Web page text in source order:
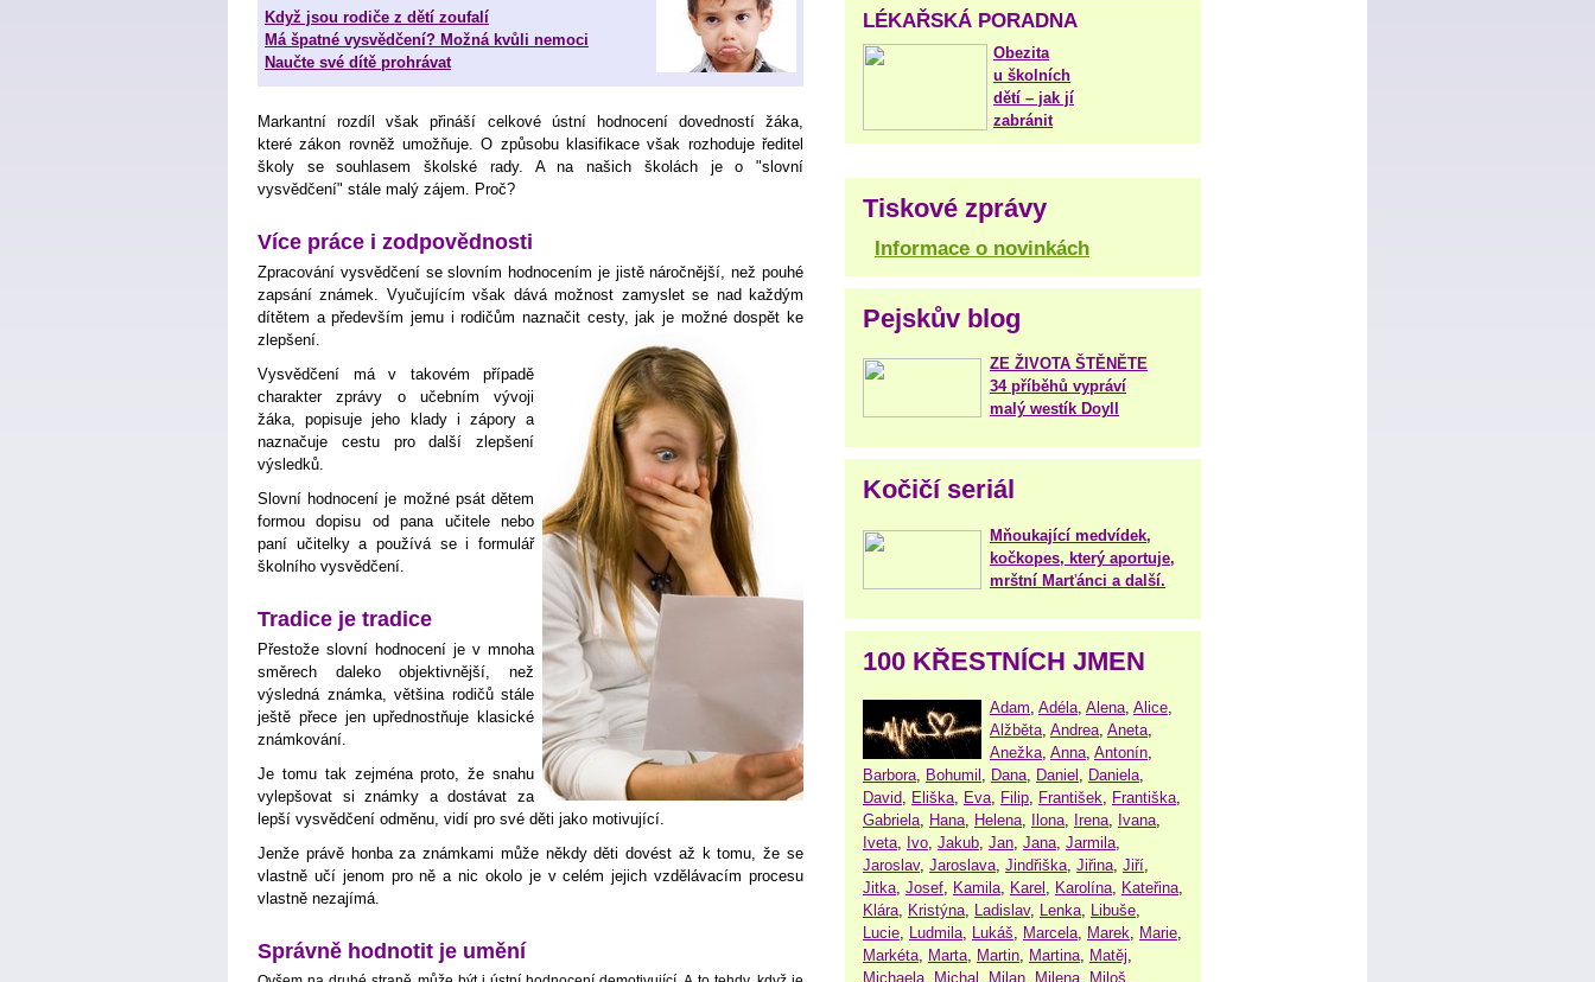
Když jsou rodiče z dětí zoufalí
Má špatné vysvědčení? Možná kvůli nemoci
Naučte své dítě prohrávat
Markantní rozdíl však přináší celkové ústní hodnocení dovedností žáka,
které zákon rovněž umožňuje. O způsobu klasifikace však rozhoduje ředitel
školy se souhlasem školské rady. A na našich školách je o "slovní
vysvědčení" stále malý zájem. Proč?
Více práce i zodpovědnosti
Zpracování vysvědčení se slovním hodnocením je jistě náročnější, než pouhé
zapsání známek. Vyučujícím však dává možnost zamyslet se nad každým
dítětem a především jemu i rodičům naznačit cesty, jak je možné dospět ke
zlepšení.
Vysvědčení má v takovém případě
charakter zprávy o učebním vývoji
žáka, popisuje jeho klady i zápory a
naznačuje cestu pro další zlepšení
výsledků.
Slovní hodnocení je možné psát dětem
formou dopisu od pana učitele nebo
paní učitelky a používá se i formulář
školního vysvědčení.
Tradice je tradice
Přestože slovní hodnocení je v mnoha
směrech daleko objektivnější, než
výsledná známka, většina rodičů stále
ještě přece jen upřednostňuje klasické
známkování.
Je tomu tak zejména proto, že snahu
vylepšovat si známky a dostávat za
lepší vysvědčení odměnu, vidí pro své děti jako motivující.
Jenže právě honba za známkami může někdy děti dovést až k tomu, že se
vlastně učí jenom pro ně a nic okolo je v celém jejich vzdělávacím procesu
vlastně nezajímá.
Správně hodnotit je umění
LÉKAŘSKÁ PORADNA
Obezita
u školních
dětí – jak jí
zabránit
Tiskové zprávy
Informace o novinkách
Pejskův blog
ZE ŽIVOTA ŠTĚNĚTE
34 příběhů vypráví
malý westík Doyll
Kočičí seriál
Mňoukající medvídek,
kočkopes, který aportuje,
mrštní Marťánci a další.
100 KŘESTNÍCH JMEN
Adam Adéla Alena Alice
Alžběta Andrea Aneta
Anežka Anna Antonín
Barbora Bohumil Dana Daniel Daniela
David Eliška Eva Filip František Františka
Gabriela Hana Helena Ilona Irena Ivana
Iveta Ivo Jakub Jan Jana Jarmila
Jaroslav, Jaroslava Jindřiška Jiřina Jiří
Jitka Josef Kamila Karel Karolína Kateřina
Klára Kristýna Ladislav, Lenka Libuše
Lucie Ludmila Lukáš Marcela Marek Marie
Markéta Marta Martin Martina Matěj
Michaela Michal Milan Milena Miloš